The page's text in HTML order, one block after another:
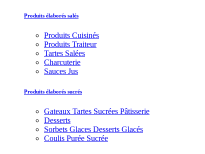
Produits élaborés salés
Produits Cuisinés
Produits Traiteur
Tartes Salées
Charcuterie
Sauces Jus
Produits élaborés sucrés
Gateaux Tartes Sucrées Pâtisserie
Desserts
Sorbets Glaces Desserts Glacés
Coulis Purée Sucrée